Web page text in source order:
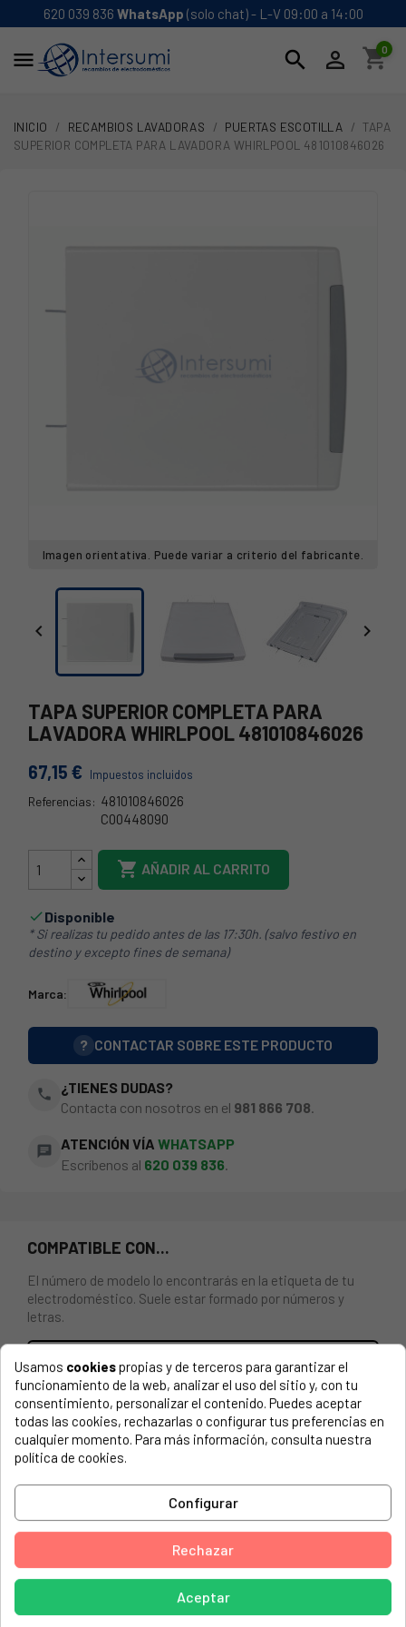
620 039 836 WhatsApp (solo chat) - L-V 09:00 a 14:00
 search  shopping_cart
0
INICIO RECAMBIOS LAVADORAS PUERTAS ESCOTILLA
TAPA
SUPERIOR COMPLETA PARA LAVADORA WHIRLPOOL 481010846026
Imagen orientativa. Puede variar a criterio del fabricante.
 
TAPA SUPERIOR COMPLETA PARA
LAVADORA WHIRLPOOL 481010846026
67,15 € Impuestos incluidos
Referencias: 481010846026
C00448090
481010846026
 AÑADIR AL CARRITO
Disponible
* Si realizas tu pedido antes de las 17:30h. (salvo festivo en
destino y excepto fines de semana)
Marca:
? CONTACTAR SOBRE ESTE PRODUCTO
phone
¿TIENES DUDAS?
Contacta con nosotros en el 981 866 708.
chat ATENCIÓN VÍA WHATSAPP
Escríbenos al 620 039 836
COMPATIBLE CON...
El número de modelo lo encontrarás en la etiqueta de tu
electrodoméstico. Suele estar formado por números y
letras.
TAPA SUPERIOR (PUERTA)COMPLETA PARA LAVADORA
WHIRLPOOL.
WHIRLPOOL, 759991565641 TDLR60210CS
WHIRLPOOL, 759991565651 TDLR65210CS
WHIRLPOOL, 759991572461 TDLR70213
WHIRLPOOL, 859330115051 TDLR 60210
WHIRLPOOL, 859330142051 TDLR 70210
Usamos cookiespropias y de terceros para garantizar el
funcionamiento de la web, analizar el uso del sitio y, con tu
consentimiento, personalizar el contenido. Puedes aceptar
todas las cookies, rechazarlas o configurar tus preferencias en
cualquier momento. Para más información, consulta nuestra
política de cookies.
Configurar
Rechazar
Aceptar